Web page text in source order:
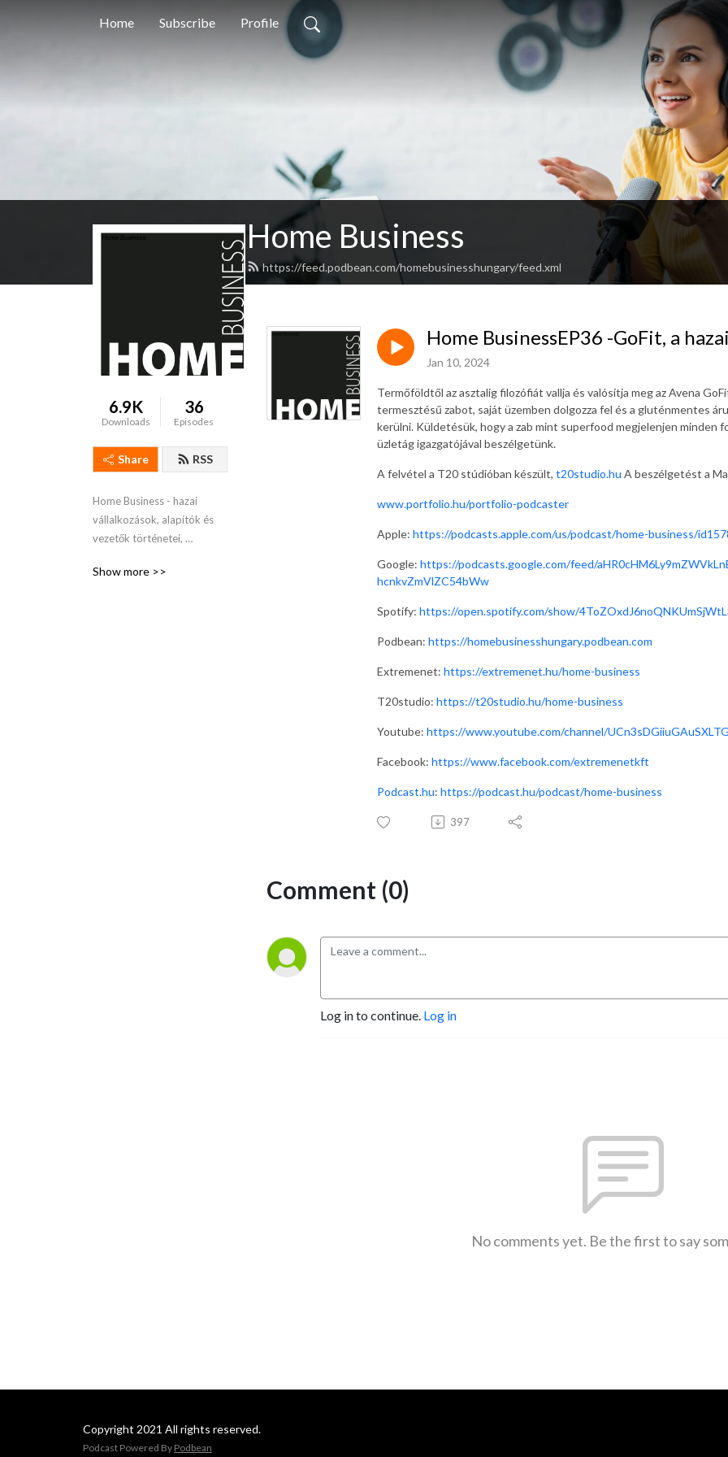
Home Subscribe Profile
Home Business
https://feed.podbean.com/homebusinesshungary/feed.xml
6.9K
Downloads
36
Episodes
Share RSS
Home Business - hazai
vállalkozások, alapítók és
vezetők történetei,
hallhattál.
Show more >>
Home BusinessEP36 -GoFit, a
Jan 10, 2024
Termőföldtől az asztalig filozófiát vallja és valósítja meg az Avena
termesztésű zabot, saját üzemben dolgozza fel és a gluténmentes
kerülni. Küldetésük, hogy a zab mint superfood megjelenjen minden
üzletág igazgatójával beszélgetünk.
A felvétel a T20 stúdióban készült, t20studio.hu A beszélgetést a
www.portfolio.hu/portfolio-podcaster
Apple: https://podcasts.apple.com/us/podcast/home-business/
Google: https://podcasts.google.com/feed/
hcnkvZmVlZC54bWw
Spotify: https://open.spotify.com/show/
Podbean: https://homebusinesshungary.podbean.com
Extremenet: https://extremenet.hu/home-business
T20studio: https://t20studio.hu/home-business
Youtube: https://www.youtube.com/channel/
Facebook: https://www.facebook.com/extremenetkft
Podcast.hu: https://podcast.hu/podcast/home-business
397
Comment (0)
Log in to continue. Log in
No comments yet. Be the first to say
Copyright 2021 All rights reserved.
Podcast Powered By Podbean